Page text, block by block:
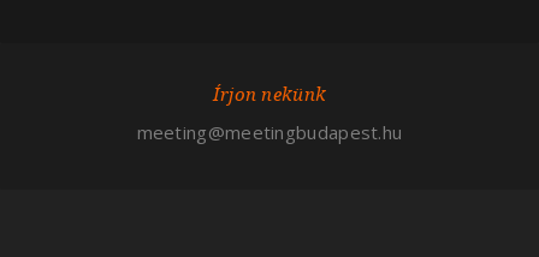
Írjon nekünk
meeting@meetingbudapest.hu